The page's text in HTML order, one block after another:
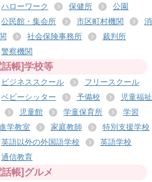
ハローワーク 保健所
公園
公民館・集会所
市区町村機関
消
社会保険事務所
裁判所
警察機関
帳]学校等
ビジネススクール
フリースクール
ベビーシッター
予備校
児童福祉
児童館 学童保育所
学習
学教室
家庭教師
特別支援学校
英語以外の外国語学校
英語学校
通信教育
帳]グルメ